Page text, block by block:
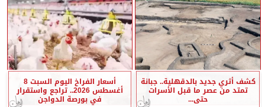
كشف أثري جديد بالدقهلية.. جبانة
تمتد من عصر ما قبل الأسرات
حتى...
أسعار الفراخ اليوم السبت 8
أغسطس 2026.. تراجع واستقرار
في بورصة الدواجن